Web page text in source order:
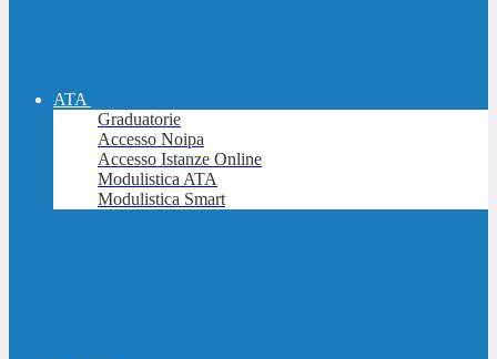
ATA
Graduatorie
Accesso Noipa
Accesso Istanze Online
Modulistica ATA
Modulistica Smart